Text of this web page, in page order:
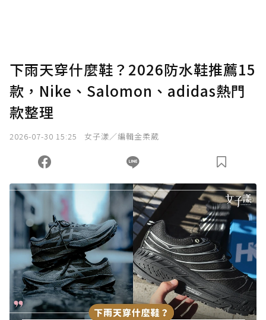
下雨天穿什麼鞋？2026防水鞋推薦15
款，Nike、Salomon、adidas熱門
款整理
2026-07-30 15:25 女子漾／編輯金柔葳